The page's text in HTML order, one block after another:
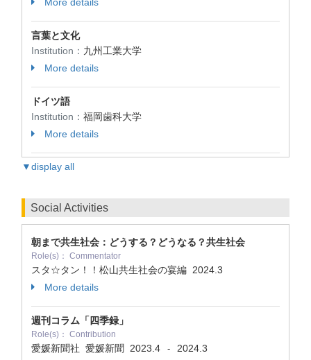
言葉と文化
Institution： 九州工業大学
More details
ドイツ語
Institution： 福岡歯科大学
More details
▼display all
Social Activities
朝まで共生社会：どうする？どうなる？共生社会
Role(s)： Commentator
スタ☆タン！！松山共生社会の宴編 2024.3
More details
週刊コラム「四季録」
Role(s)： Contribution
愛媛新聞社 愛媛新聞 2023.4 -
2024.3